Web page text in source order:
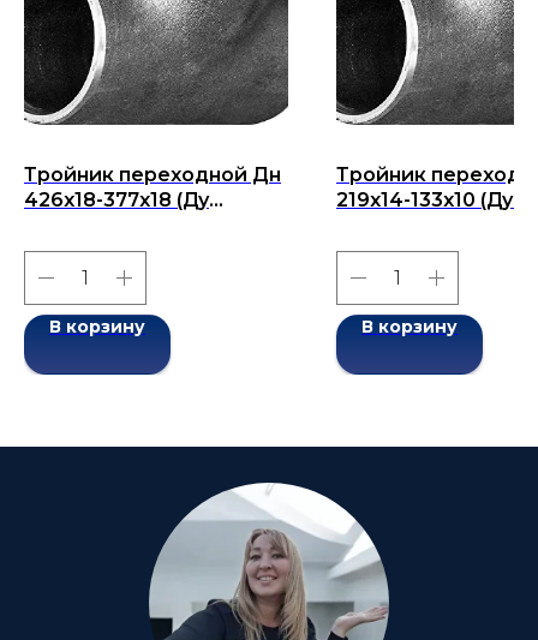
Тройник переходной Дн
426х18-377х18 (Ду
ГОСТ 17376-2001
В корзину
Тройник
219x14-133x10 (Ду
2001
В корзину